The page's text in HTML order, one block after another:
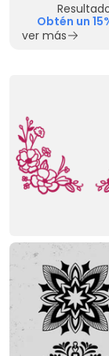
Obtén un
ver más